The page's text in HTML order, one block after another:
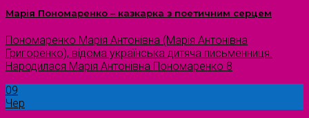
Марія Пономаренко – казкарка з поетичним серцем
Пономаренко Марія Антонівна (Марія Антонівна
Григоренко), відома українська дитяча письменниця.
Народилася Марія Антонівна Пономаренко 8
09
Чер